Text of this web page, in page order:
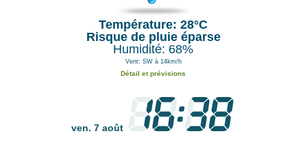
Température: 28°C
Risque de pluie éparse
Humidité: 68%
Vent: SW à 14km/h
Détail et prévisions
ven. 7 août